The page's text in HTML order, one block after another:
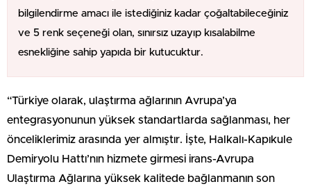
bilgilendirme amacı ile istediğiniz kadar çoğaltabileceğiniz
ve 5 renk seçeneği olan, sınırsız uzayıp kısalabilme
esnekliğine sahip yapıda bir kutucuktur.
“Türkiye olarak, ulaştırma ağlarının Avrupa’ya
entegrasyonunun yüksek standartlarda sağlanması, her
önceliklerimiz arasında yer almıştır. İşte, Halkalı-Kapıkule
Demiryolu Hattı’nın hizmete girmesi irans-Avrupa
Ulaştırma Ağlarına yüksek kalitede bağlanmanın son